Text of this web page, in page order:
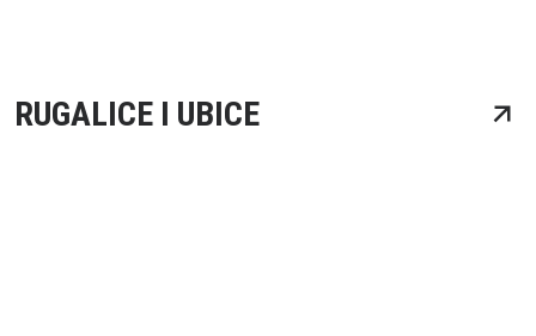
RUGALICE I UBICE